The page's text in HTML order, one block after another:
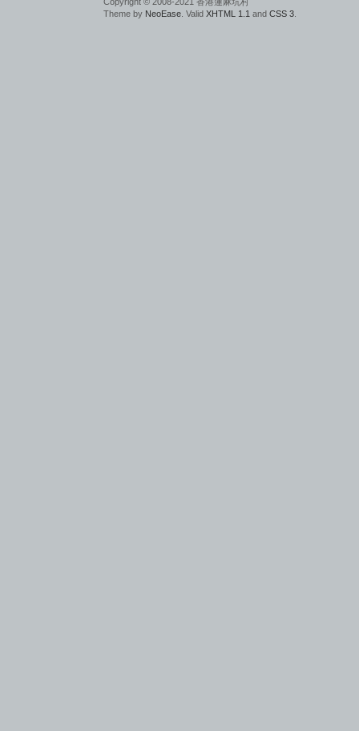
Theme by NeoEase . Valid XHTML 1.1 and CSS 3